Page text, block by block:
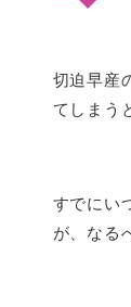
切迫早産
てしまう
すでにい
が、なる